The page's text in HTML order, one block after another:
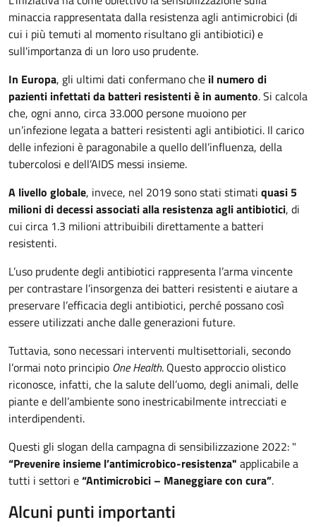
minaccia rappresentata dalla resistenza agli antimicrobici (di
cui i più temuti al momento risultano gli antibiotici) e
sull'importanza di un loro uso prudente.
In Europa, gli ultimi dati confermano che il numero di
pazienti infettati da batteri resistenti è in aumento. Si calcola
che, ogni anno, circa 33.000 persone muoiono per
un’infezione legata a batteri resistenti agli antibiotici. Il carico
delle infezioni è paragonabile a quello dell’influenza, della
tubercolosi e dell’AIDS messi insieme.
A livello globale, invece, nel 2019 sono stati stimati quasi 5
milioni di decessi associati alla resistenza agli antibiotici, di
cui circa 1.3 milioni attribuibili direttamente a batteri
resistenti.
L’uso prudente degli antibiotici rappresenta l’arma vincente
per contrastare l’insorgenza dei batteri resistenti e aiutare a
preservare l’efficacia degli antibiotici, perché possano così
essere utilizzati anche dalle generazioni future.
Tuttavia, sono necessari interventi multisettoriali, secondo
l’ormai noto principio One Health. Questo approccio olistico
riconosce, infatti, che la salute dell’uomo, degli animali, delle
piante e dell’ambiente sono inestricabilmente intrecciati e
interdipendenti.
Questi gli slogan della campagna di sensibilizzazione 2022: "
“Prevenire insieme l’antimicrobico-resistenza" applicabile a
tutti i settori e“Antimicrobici – Maneggiare con cura”.
Alcuni punti importanti